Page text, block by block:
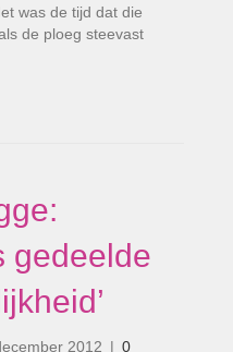
was de tijd dat die
de ploeg steevast
gedeelde
2012 | 0